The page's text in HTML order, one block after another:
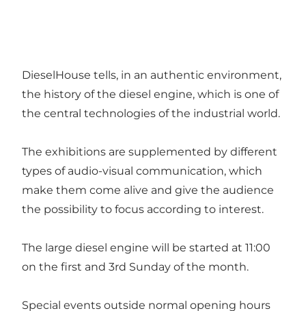
DieselHouse tells, in an authentic environment,
the history of the diesel engine, which is one of
the central technologies of the industrial world.
The exhibitions are supplemented by different
types of audio-visual communication, which
make them come alive and give the audience
the possibility to focus according to interest.
The large diesel engine will be started at 11:00
on the first and 3rd Sunday of the month.
Special events outside normal opening hours